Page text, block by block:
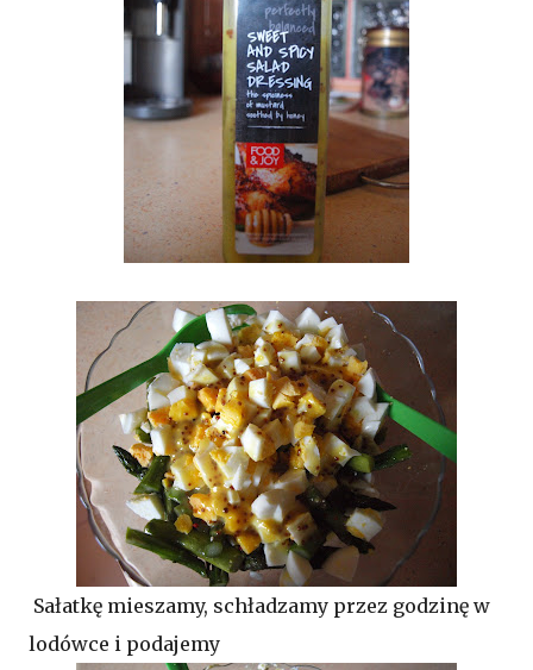
Sałatkę mieszamy, schładzamy przez godzinę w
lodówce i podajemy